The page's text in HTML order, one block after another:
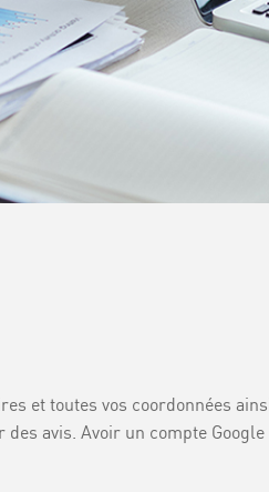
et toutes vos coordonnées
avis. Avoir un compte